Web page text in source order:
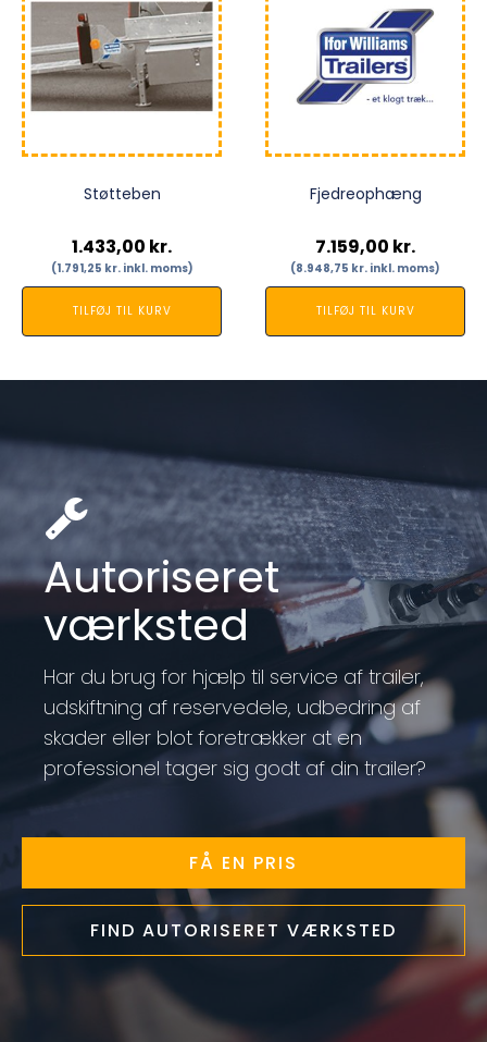
Støtteben
1.433,00 kr.
(1.791,25 kr.inkl. moms)
TILFØJ TIL KURV
Fjedreophæng
7.159,00 kr.
(8.948,75 kr. inkl. moms)
TILFØJ TIL KURV
Autoriseret
værksted
Har du brug for hjælp til service af trailer,
udskiftning af reservedele, udbedring af
skader eller blot foretrækker at en
professionel tager sig godt af din trailer?
FÅ EN PRIS
FIND AUTORISERET VÆRKSTED